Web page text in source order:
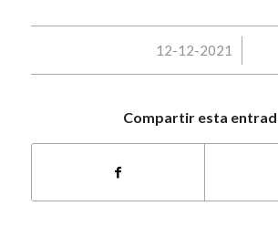
12-12-2021
/
Compartir esta